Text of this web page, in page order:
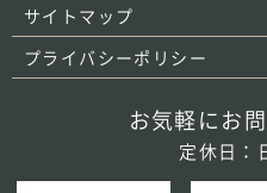
サイトマップ
プライバシーポリシー
お気軽にお
定休日：